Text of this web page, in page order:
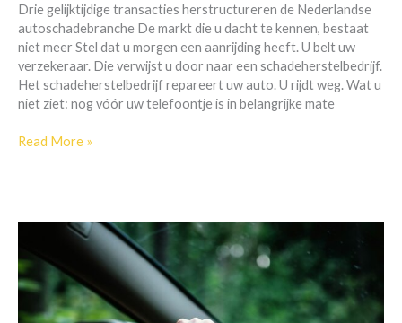
Drie gelijktijdige transacties herstructureren de Nederlandse
autoschadebranche De markt die u dacht te kennen, bestaat
niet meer Stel dat u morgen een aanrijding heeft. U belt uw
verzekeraar. Die verwijst u door naar een schadeherstelbedrijf.
Het schadeherstelbedrijf repareert uw auto. U rijdt weg. Wat u
niet ziet: nog vóór uw telefoontje is in belangrijke mate
BEHALVE
DE
REKENING
Read More »